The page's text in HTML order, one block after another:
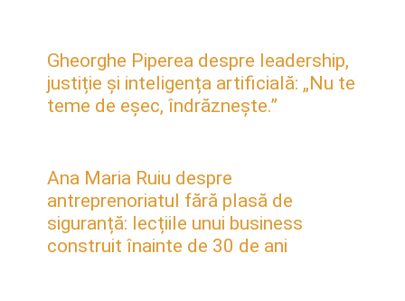
Gheorghe Piperea despre leadership,
justiție și inteligența artificială: „Nu te
teme de eșec, îndrăznește.”
Ana Maria Ruiu despre
antreprenoriatul fără plasă de
siguranță: lecțiile unui business
construit înainte de 30 de ani